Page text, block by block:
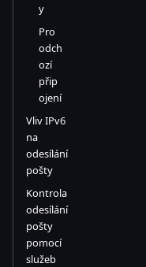
y
Pro
odch
ozí
přip
ojení
Vliv IPv6
na
odesílání
pošty
Kontrola
odesílání
pošty
pomocí
služeb